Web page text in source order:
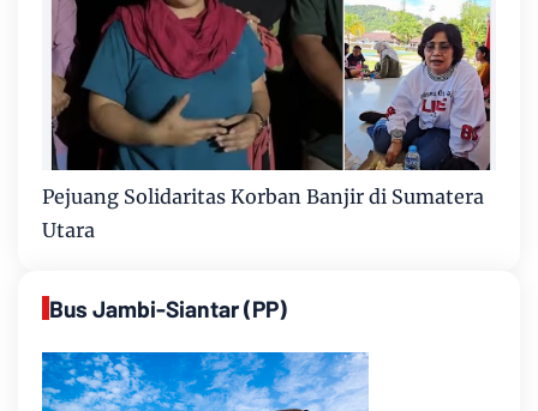
Pejuang Solidaritas Korban Banjir di Sumatera
Utara
Bus Jambi-Siantar (PP)